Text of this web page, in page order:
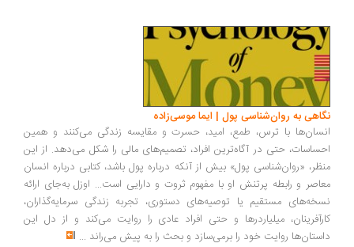
به روان‌شناسی پول | ایما موسی‌زاده
با ترس، طمع، امید، حسرت و مقایسه زندگی می‌کنند و همین
حتی در آگاه‌ترین افراد، تصمیم‌های مالی را شکل می‌دهد. از این
«روان‌شناسی پول» بیش از آنکه درباره پول باشد، کتابی درباره انسان
و رابطه پرتنش او با مفهوم ثروت و دارایی است... اوزل به‌جای ارائه
مستقیم یا توصیه‌های دستوری، تجربه زندگی سرمایه‌گذاران،
میلیاردرها و حتی افراد عادی را روایت می‌کند و از دل این
روایت خود را برمی‌سازد و بحث را به پیش می‌راند...